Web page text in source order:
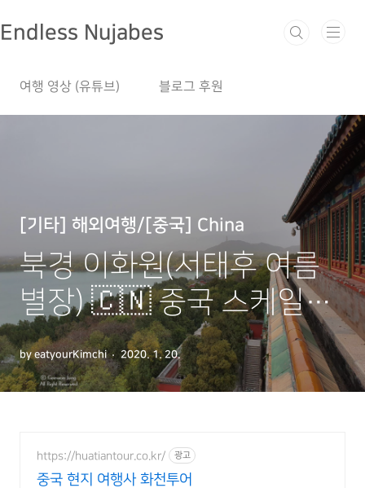
Endless Nujabes
여행 영상 (유튜브) 블로그 후원
[기타] 해외여행/[중국] China
북경 이화원(서태후 여름
별장) 🇨🇳 중국 스케일은
저 세상 급..
by eatyourKimchi 2020. 1. 20.
https://huatiantour.co.kr/ 광고
중국 현지 여행사 화천투어